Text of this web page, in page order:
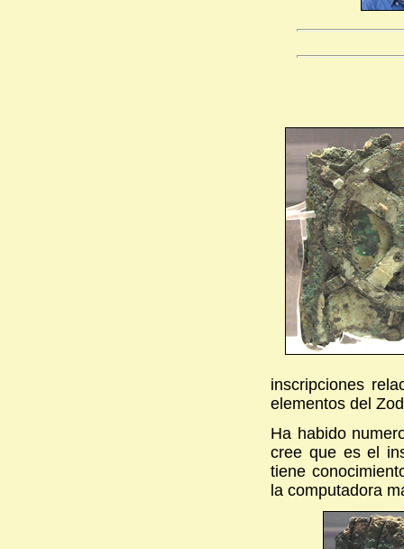
inscripciones
elementos del
Ha habido
cree que es el
tiene
la computadora